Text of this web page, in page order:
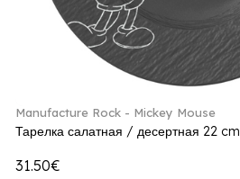
Manufacture Rock - Mickey Mouse
Тарелка салатная / десертная 22 cm
31.50€